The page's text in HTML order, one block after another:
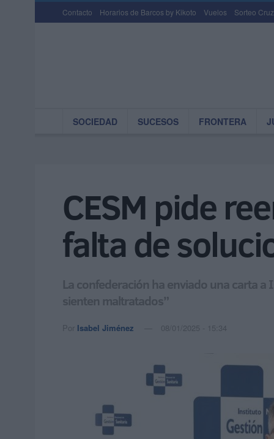
Contacto Horarios de Barcos by Kikoto Vuelos Sorteo
SOCIEDAD SUCESOS FRONTERA
CESM pide
falta de
La confederación ha enviado una carta
sienten maltratados”
Por Isabel Jiménez 08/01/2025 - 15:34